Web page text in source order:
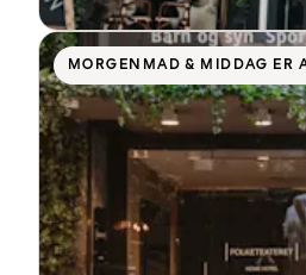
MORGENMAD & MIDDAG ER